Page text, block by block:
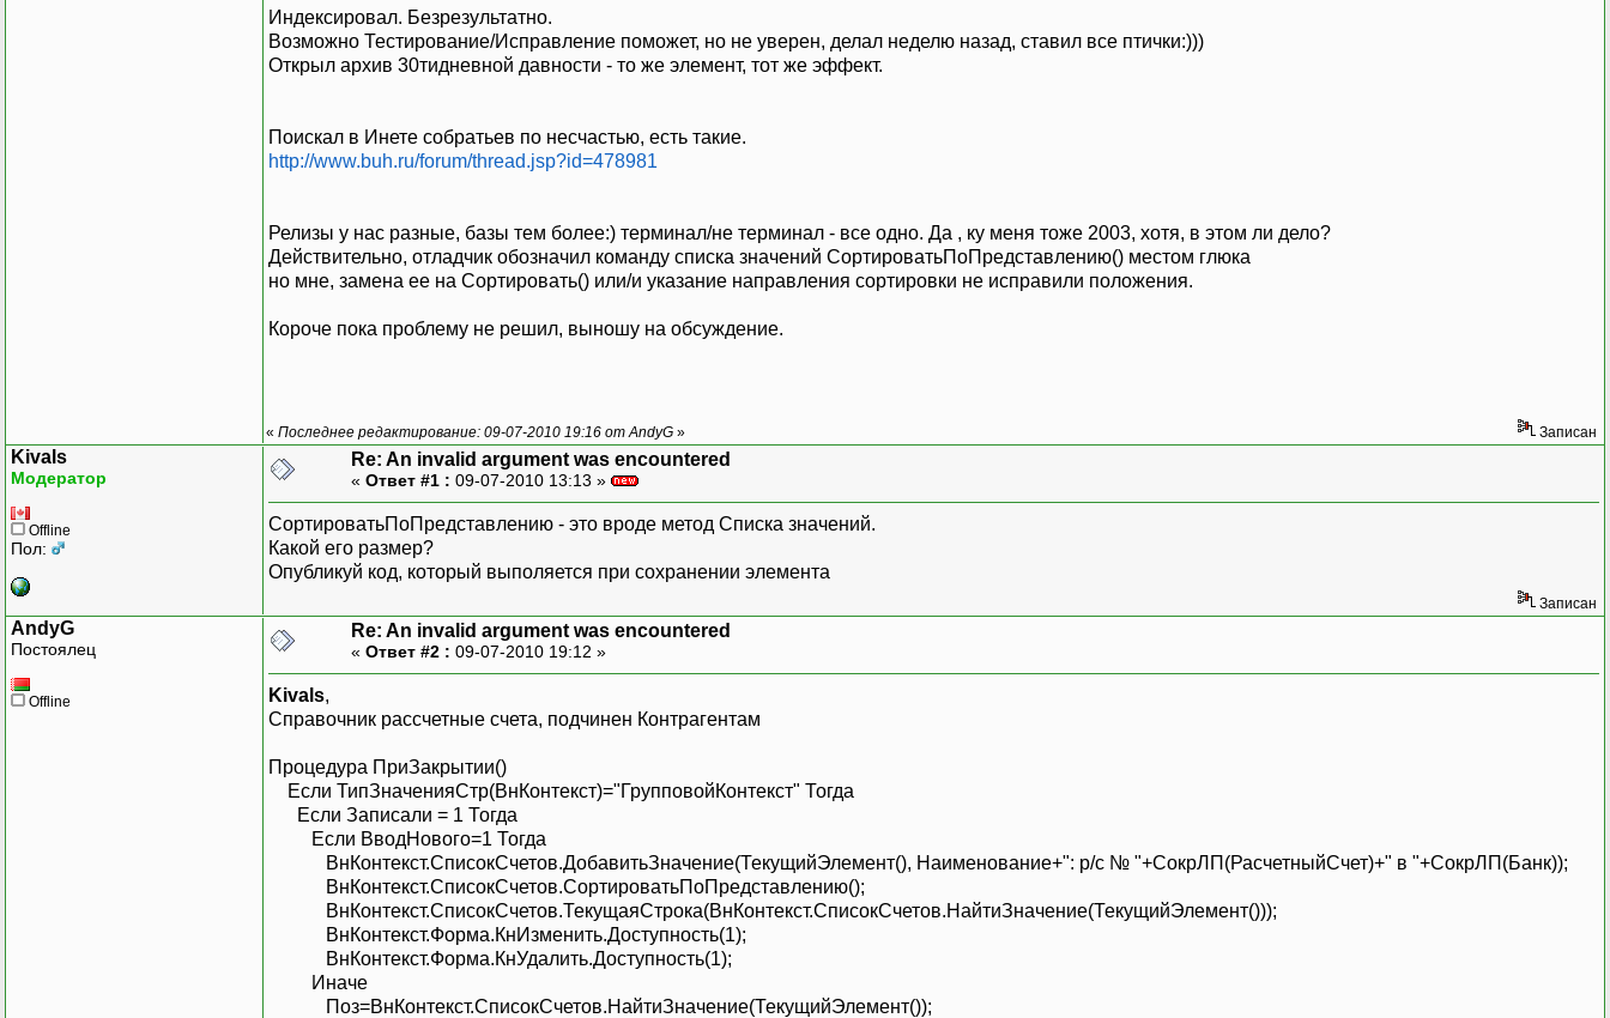
Индексировал. Безрезультатно.
Возможно Тестирование/Исправление поможет, но не уверен, делал неделю назад, ставил все птички:)))
Открыл архив 30тидневной давности - то же элемент, тот же эффект.
Поискал в Инете собратьев по несчастью, есть такие.
http://www.buh.ru/forum/thread.jsp?id=478981
Релизы у нас разные, базы тем более:) терминал/не терминал - все одно. Да , ку меня тоже 2003, хотя, в этом ли дело?
Действительно, отладчик обозначил команду списка значений СортироватьПоПредставлению() местом глюка
но мне, замена ее на Сортировать() или/и указание направления сортировки не исправили положения.
Короче пока проблему не решил, выношу на обсуждение.
« Последнее редактирование: 09-07-2010 19:16 от AndyG » Записан
Kivals
Модератор
Offline
Пол:
Re: An invalid argument was encountered
« Ответ #1 : 09-07-2010 13:13 »
СортироватьПоПредставлению - это вроде метод Списка значений.
Какой его размер?
Опубликуй код, который выполяется при сохранении элемента
Записан
AndyG
Постоялец
Offline
Re: An invalid argument was encountered
« Ответ #2 : 09-07-2010 19:12 »
Kivals,
Справочник рассчетные счета, подчинен Контрагентам
Процедура ПриЗакрытии()
Если ТипЗначенияСтр(ВнКонтекст)="ГрупповойКонтекст" Тогда
Если Записали = 1 Тогда
Если ВводНового=1 Тогда
ВнКонтекст.СписокСчетов.ДобавитьЗначение(ТекущийЭлемент(), Наименование+": р/с № "+СокрЛП(РасчетныйСчет)+" в "+СокрЛП(Банк));
ВнКонтекст.СписокСчетов.СортироватьПоПредставлению();
ВнКонтекст.СписокСчетов.ТекущаяСтрока(ВнКонтекст.СписокСчетов.НайтиЗначение(ТекущийЭлемент()));
ВнКонтекст.Форма.КнИзменить.Доступность(1);
ВнКонтекст.Форма.КнУдалить.Доступность(1);
Иначе
Поз=ВнКонтекст.СписокСчетов.НайтиЗначение(ТекущийЭлемент());